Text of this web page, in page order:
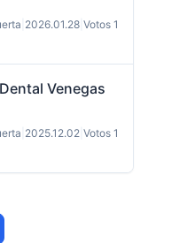
2026.01.28 Votos 1
Venegas
2025.12.02 Votos 1